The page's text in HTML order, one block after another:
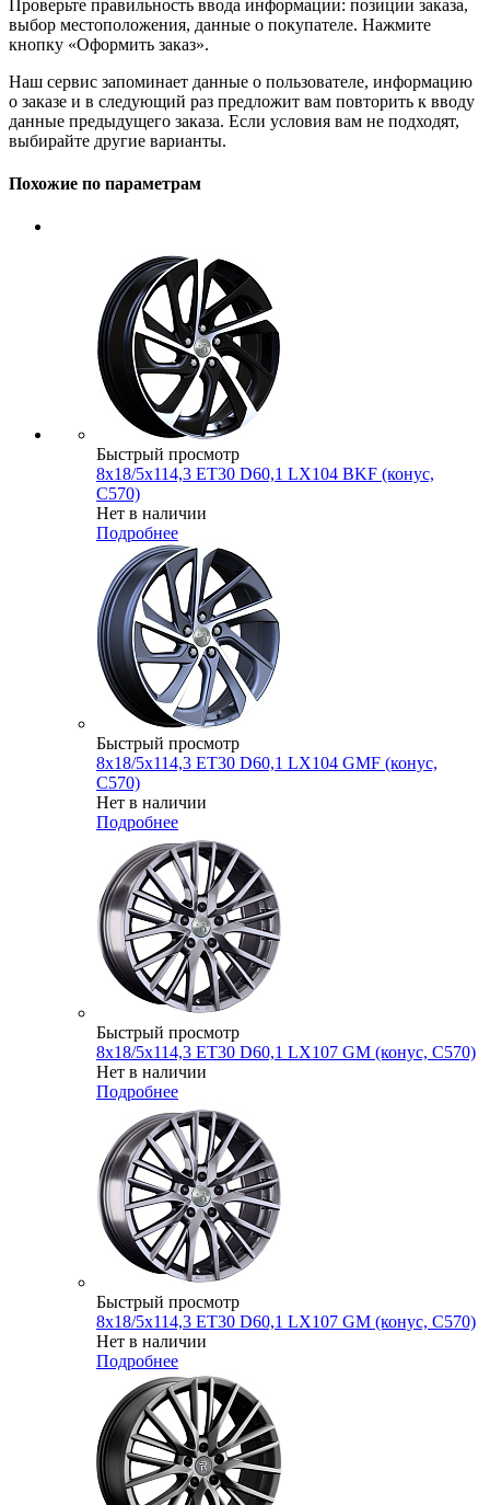
Проверьте правильность ввода информации: позиции заказа,
выбор местоположения, данные о покупателе. Нажмите
кнопку «Оформить заказ».
Наш сервис запоминает данные о пользователе, информацию
о заказе и в следующий раз предложит вам повторить к вводу
данные предыдущего заказа. Если условия вам не подходят,
выбирайте другие варианты.
Похожие по параметрам
Быстрый просмотр
8x18/5x114,3 ET30 D60,1 LX104 BKF (конус,
C570)
Нет в наличии
Подробнее
Быстрый просмотр
8x18/5x114,3 ET30 D60,1 LX104 GMF (конус,
C570)
Нет в наличии
Подробнее
Быстрый просмотр
8x18/5x114,3 ET30 D60,1 LX107 GM (конус, C570)
Нет в наличии
Подробнее
Быстрый просмотр
8x18/5x114,3 ET30 D60,1 LX107 GM (конус, C570)
Нет в наличии
Подробнее